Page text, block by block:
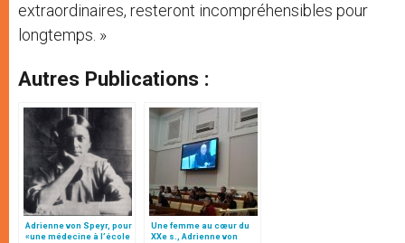
extraordinaires, resteront incompréhensibles pour
longtemps. »
Autres Publications :
Adrienne von Speyr, pour
«une médecine à l’école
Une femme au cœur du
XXe s., Adrienne von